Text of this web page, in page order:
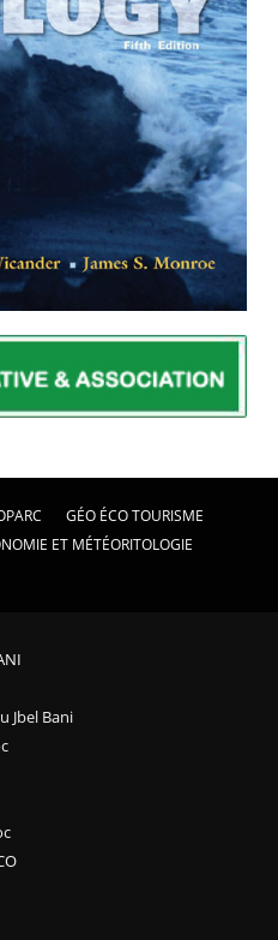
GÉO ÉCO TOURISME
ET MÉTÉORITOLOGIE
Jbel Bani